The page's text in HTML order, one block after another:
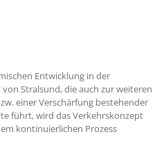
Entwicklung in der
Stralsund, die auch zur weiteren
einer Verschärfung bestehender
führt, wird das Verkehrskonzept
kontinuierlichen Prozess